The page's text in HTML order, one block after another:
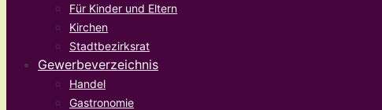
Für Kinder und Eltern
Kirchen
Stadtbezirksrat
Gewerbeverzeichnis
Handel
Gastronomie